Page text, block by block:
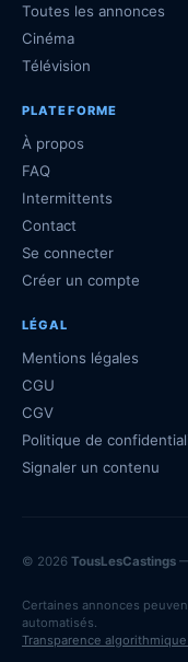
Toutes les annonces
Cinéma
Télévision
PLATEFORME
À propos
FAQ
Intermittents
Contact
Se connecter
Créer un compte
LÉGAL
Mentions légales
CGU
CGV
Politique de
Signaler un contenu
© 2026 TousLesCastings
Certaines annonces
automatisés.
Transparence algorithmique